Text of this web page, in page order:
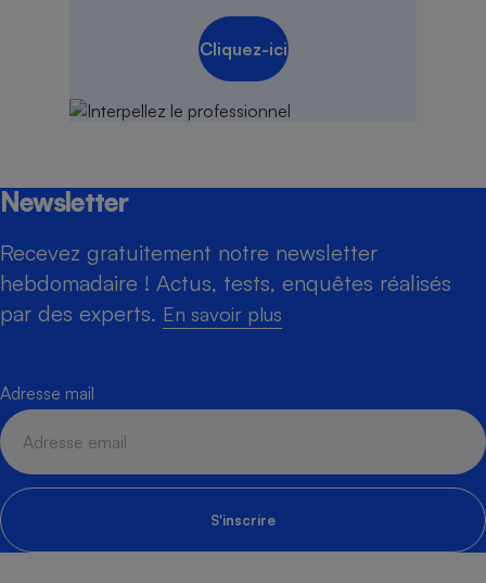
Cliquez-ici
Newsletter
Recevez gratuitement notre newsletter
hebdomadaire ! Actus, tests, enquêtes réalisés
par des experts. En savoir plus
Adresse mail
S'inscrire